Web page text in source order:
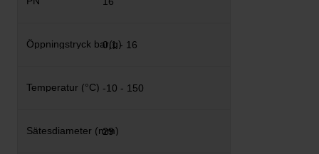
0,1 - 16
-10 - 150
29